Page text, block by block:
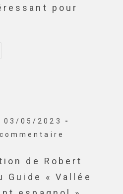
pour
03/05/2023
de Robert
« Vallée